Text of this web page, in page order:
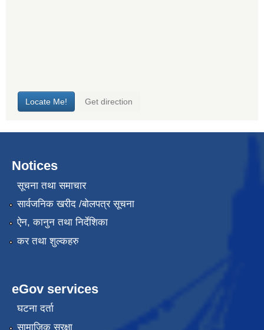
Notices
सूचना तथा समाचार
सार्वजनिक खरीद /बोलपत्र सूचना
ऐन, कानुन तथा निर्देशिका
कर तथा शुल्कहरु
eGov services
घटना दर्ता
सामाजिक सुरक्षा